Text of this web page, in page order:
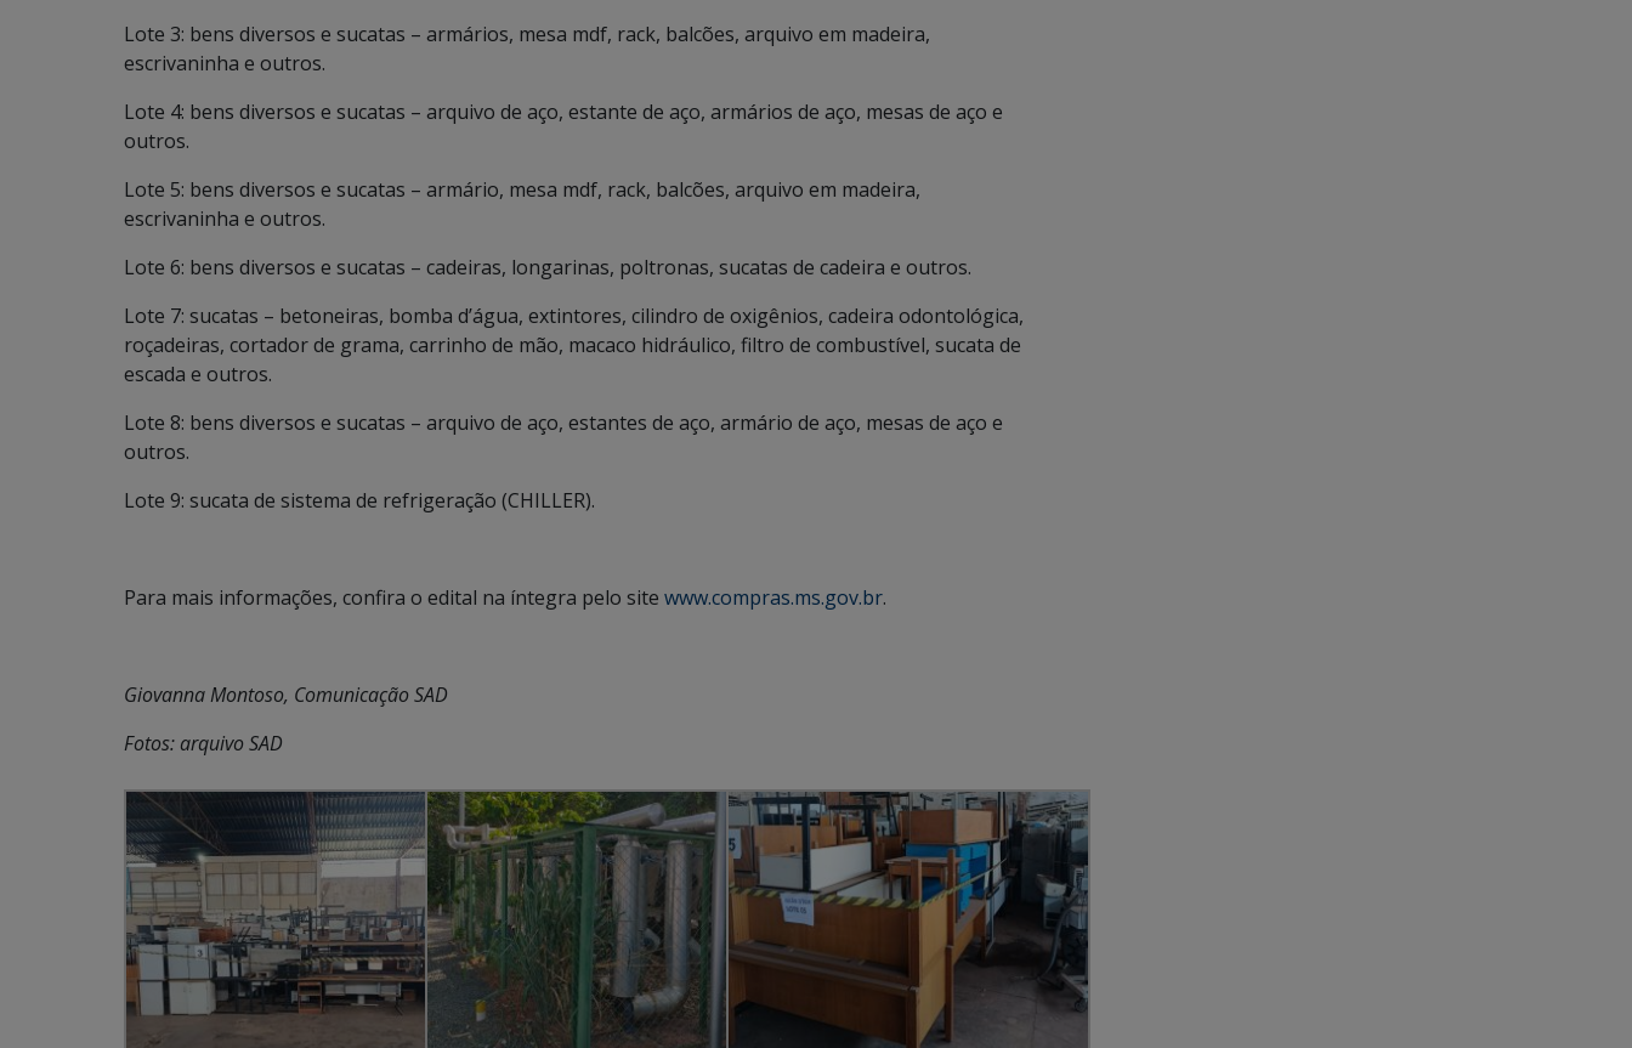
Lote 3: bens diversos e sucatas – armários, mesa mdf, rack, balcões, arquivo em madeira,
escrivaninha e outros.
Lote 4: bens diversos e sucatas – arquivo de aço, estante de aço, armários de aço, mesas de aço e
outros.
Lote 5: bens diversos e sucatas – armário, mesa mdf, rack, balcões, arquivo em madeira,
escrivaninha e outros.
Lote 6: bens diversos e sucatas – cadeiras, longarinas, poltronas, sucatas de cadeira e outros.
Lote 7: sucatas – betoneiras, bomba d’água, extintores, cilindro de oxigênios, cadeira odontológica,
roçadeiras, cortador de grama, carrinho de mão, macaco hidráulico, filtro de combustível, sucata de
escada e outros.
Lote 8: bens diversos e sucatas – arquivo de aço, estantes de aço, armário de aço, mesas de aço e
outros.
Lote 9: sucata de sistema de refrigeração (CHILLER).
Para mais informações, confira o edital na íntegra pelo site www.compras.ms.gov.br.
Giovanna Montoso, Comunicação SAD
Fotos: arquivo SAD